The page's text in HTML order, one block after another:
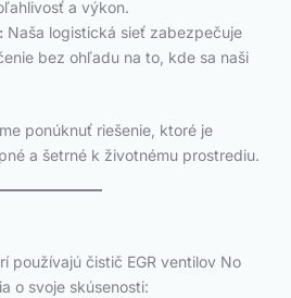
a výkon.
Naša logistická sieť zabezpečuje
bez ohľadu na to, kde sa naši
ponúknuť riešenie, ktoré je
a šetrné k životnému prostrediu.
používajú čistič EGR ventilov No
o svoje skúsenosti: